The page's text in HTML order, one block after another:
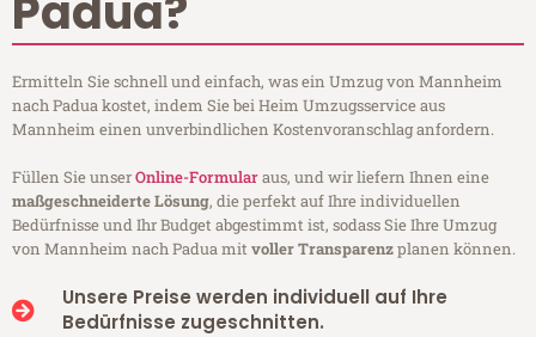
Ermitteln Sie schnell und einfach, was ein Umzug von Mannheim
nach Padua kostet, indem Sie bei Heim Umzugsservice aus
Mannheim einen unverbindlichen Kostenvoranschlag anfordern.
Füllen Sie unserOnline-Formularaus, und wir liefern Ihnen eine
maßgeschneiderte Lösung, die perfekt auf Ihre individuellen
Bedürfnisse und Ihr Budget abgestimmt ist, sodass Sie Ihre Umzug
von Mannheim nach Padua mitvoller Transparenzplanen können.
Unsere Preise werden individuell auf Ihre
Bedürfnisse zugeschnitten.